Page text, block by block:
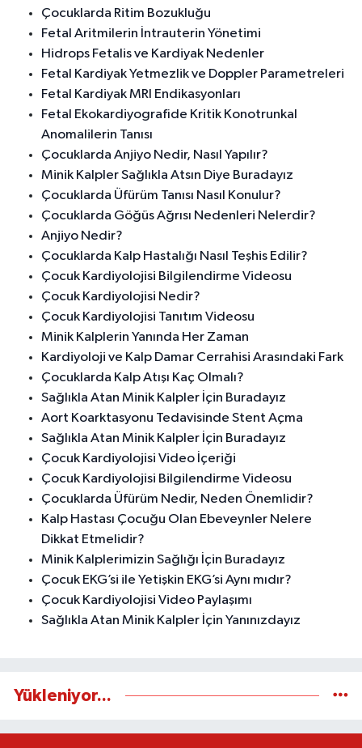
Çocuklarda Ritim Bozukluğu
Fetal Aritmilerin İntrauterin Yönetimi
Hidrops Fetalis ve Kardiyak Nedenler
Fetal Kardiyak Yetmezlik ve Doppler Parametreleri
Fetal Kardiyak MRI Endikasyonları
Fetal Ekokardiyografide Kritik Konotrunkal
Anomalilerin Tanısı
Çocuklarda Anjiyo Nedir, Nasıl Yapılır?
Minik Kalpler Sağlıkla Atsın Diye Buradayız
Çocuklarda Üfürüm Tanısı Nasıl Konulur?
Çocuklarda Göğüs Ağrısı Nedenleri Nelerdir?
Anjiyo Nedir?
Çocuklarda Kalp Hastalığı Nasıl Teşhis Edilir?
Çocuk Kardiyolojisi Bilgilendirme Videosu
Çocuk Kardiyolojisi Nedir?
Çocuk Kardiyolojisi Tanıtım Videosu
Minik Kalplerin Yanında Her Zaman
Kardiyoloji ve Kalp Damar Cerrahisi Arasındaki Fark
Çocuklarda Kalp Atışı Kaç Olmalı?
Sağlıkla Atan Minik Kalpler İçin Buradayız
Aort Koarktasyonu Tedavisinde Stent Açma
Sağlıkla Atan Minik Kalpler İçin Buradayız
Çocuk Kardiyolojisi Video İçeriği
Çocuk Kardiyolojisi Bilgilendirme Videosu
Çocuklarda Üfürüm Nedir, Neden Önemlidir?
Kalp Hastası Çocuğu Olan Ebeveynler Nelere
Dikkat Etmelidir?
Minik Kalplerimizin Sağlığı İçin Buradayız
Çocuk EKG’si ile Yetişkin EKG’si Aynı mıdır?
Çocuk Kardiyolojisi Video Paylaşımı
Sağlıkla Atan Minik Kalpler İçin Yanınızdayız
Yükleniyor...